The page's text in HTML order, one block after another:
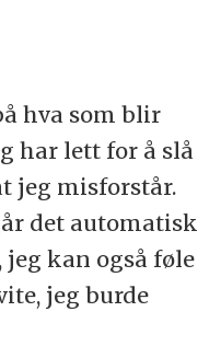
hva som blir
har lett for å slå
jeg misforstår.
det automatisk
jeg kan også føle
jeg burde